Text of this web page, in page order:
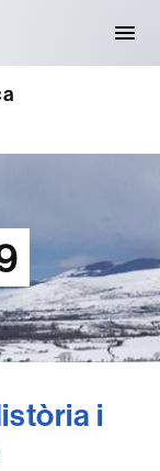
i